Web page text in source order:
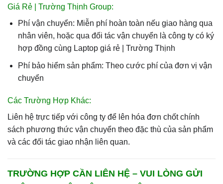
Giá Rẻ | Trường Thịnh Group:
Phí vận chuyển: Miễn phí hoàn toàn nếu giao hàng qua
nhân viên, hoặc qua đối tác vận chuyển là công ty có ký
hợp đồng cùng Laptop giá rẻ | Trường Thịnh
Phí bảo hiểm sản phẩm: Theo cước phí của đơn vị vận
chuyển
Các Trường Hợp Khác:
Liên hệ trực tiếp với công ty để lên hóa đơn chốt chính
sách phương thức vận chuyển theo đặc thù của sản phẩm
và các đối tác giao nhận liên quan.
TRƯỜNG HỢP CẦN LIÊN HỆ – VUI LÒNG GỬI